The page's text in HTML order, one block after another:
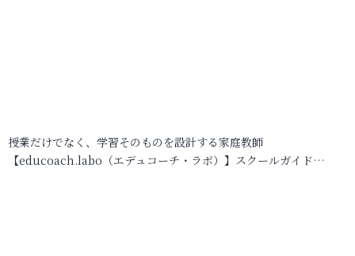
授業だけでなく、学習そのものを設計する家庭教師
【educoach.labo（エデュコーチ・ラボ）】スクールガイド…